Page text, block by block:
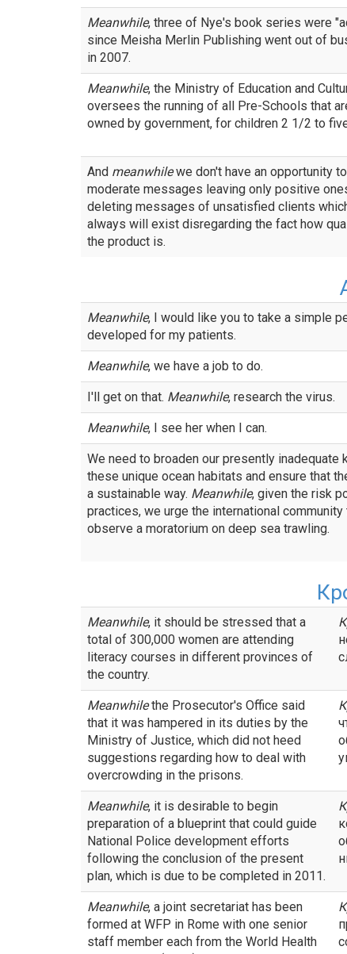
Meanwhile, three of Nye's book series were
since Meisha Merlin Publishing went out of
in 2007.
Meanwhile, the Ministry of Education and
oversees the running of all Pre-Schools that
owned by government, for children 2 1/2 to
And meanwhilewe don't have an opportunity to
moderate messages leaving only positive
deleting messages of unsatisfied clients
always will exist disregarding the fact how
the product is.
Meanwhile, I would like you to take a simple
developed for my patients.
Meanwhile, we have a job to do.
I'll get on that. Meanwhile, research the virus.
Meanwhile, I see her when I can.
We need to broaden our presently inadequate
these unique ocean habitats and ensure that
a sustainable way. Meanwhile, given the risk
practices, we urge the international
observe a moratorium on deep sea trawling.
Meanwhile, it should be stressed that a
total of 300,000 women are attending
literacy courses in different provinces of
the country.
Meanwhilethe Prosecutor's Office said
that it was hampered in its duties by the
Ministry of Justice, which did not heed
suggestions regarding how to deal with
overcrowding in the prisons.
Meanwhile, it is desirable to begin
preparation of a blueprint that could guide
National Police development efforts
following the conclusion of the present
plan, which is due to be completed in 2011.
Meanwhile, a joint secretariat has been
formed at WFP in Rome with one senior
staff member each from the World Health